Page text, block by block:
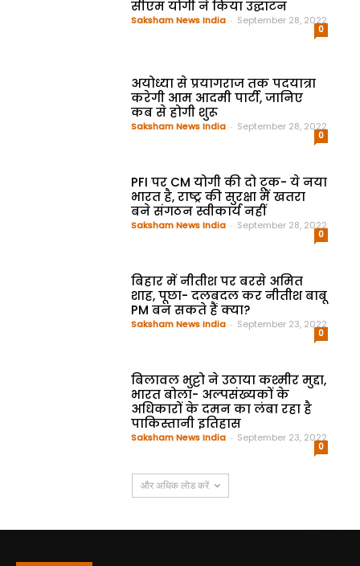
सीएम योगी ने किया उद्घाटन
Saksham News India - September 28, 2022
0
अयोध्या से प्रयागराज तक पदयात्रा
करेगी आम आदमी पार्टी, जानिए
कब से होगी शुरू
Saksham News India - September 28, 2022
0
PFI पर CM योगी की दो टूक- ये नया
भारत है, राष्ट्र की सुरक्षा में खतरा
बने संगठन स्वीकार्य नहीं
Saksham News India - September 28, 2022
0
बिहार में नीतीश पर बरसे अमित
शाह, पूछा- दलबदल कर नीतीश बाबू
PM बन सकते हैं क्या?
Saksham News India - September 23, 2022
0
बिलावल भुट्टो ने उठाया कश्मीर मुद्दा,
भारत बोला- अल्पसंख्यकों के
अधिकारों के दमन का लंबा रहा है
पाकिस्तानी इतिहास
Saksham News India - September 23, 2022
0
और अधिक लोड करें